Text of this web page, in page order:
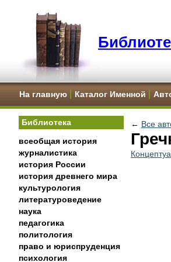
На главную Каталог Именной
Библиотека
всеобщая история
журналистика
история России
история древнего мира
культурология
литературоведение
наука
педагогика
политология
право и юриспруденция
психология
← Все